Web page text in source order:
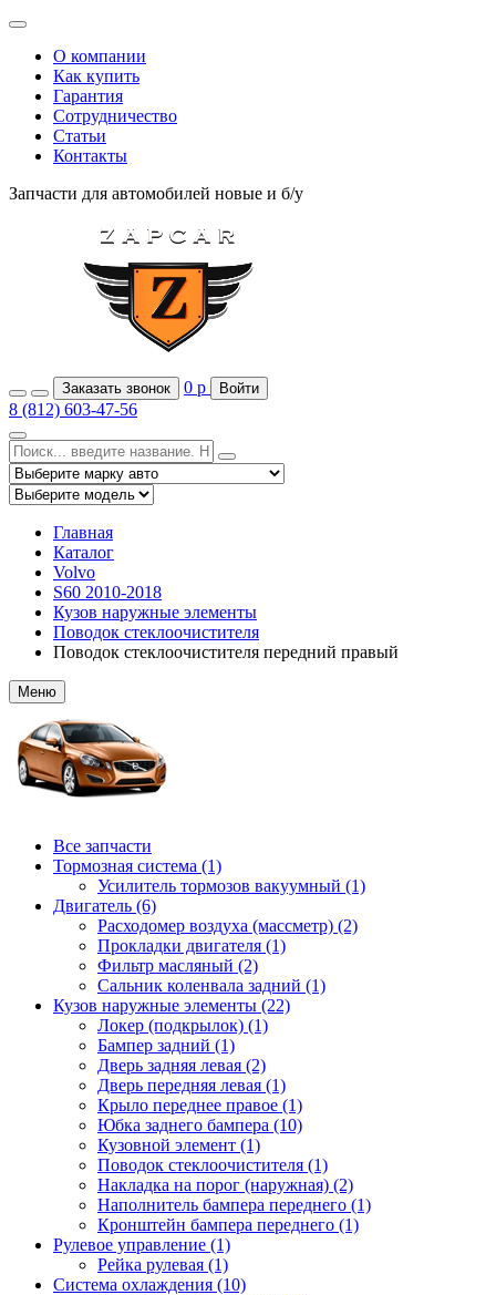
О компании
Как купить
Гарантия
Сотрудничество
Статьи
Контакты
Запчасти для автомобилей новые и б/у
Заказать звонок 0 р Войти
8 (812) 603-47-56
Главная
Каталог
Volvo
S60 2010-2018
Кузов наружные элементы
Поводок стеклоочистителя
Поводок стеклоочистителя передний правый
Меню
Все запчасти
Тормозная система (1)
Усилитель тормозов вакуумный (1)
Двигатель (6)
Расходомер воздуха (массметр) (2)
Прокладки двигателя (1)
Фильтр масляный (2)
Сальник коленвала задний (1)
Кузов наружные элементы (22)
Локер (подкрылок) (1)
Бампер задний (1)
Дверь задняя левая (2)
Дверь передняя левая (1)
Крыло переднее правое (1)
Юбка заднего бампера (10)
Кузовной элемент (1)
Поводок стеклоочистителя (1)
Накладка на порог (наружная) (2)
Наполнитель бампера переднего (1)
Кронштейн бампера переднего (1)
Рулевое управление (1)
Рейка рулевая (1)
Система охлаждения (10)